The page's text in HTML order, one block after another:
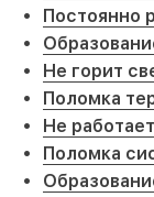
Постоянно
Не горит
Поломка
Не
Поломка